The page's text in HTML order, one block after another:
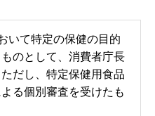
いて特定の保健の目的
のとして、消費者庁長
だし、特定保健用食品
る個別審査を受けたも